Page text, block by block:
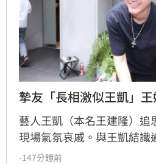
摯友「長相激似王凱」王
藝人王凱（本名王建隆）追
現場氣氛哀戚。與王凱結識
瓈寬特助Jeff現身協助打點
-147分鐘前